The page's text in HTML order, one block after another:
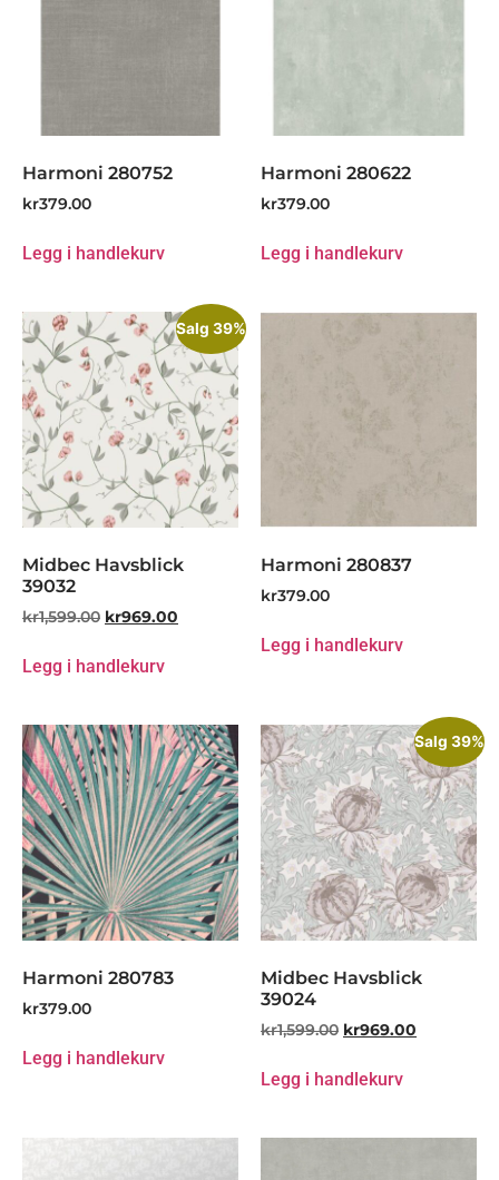
Harmoni 280752
kr379.00
Legg i handlekurv
Harmoni 280622
kr379.00
Legg i handlekurv
Salg 39%
Midbec Havsblick
39032
kr1,599.00 kr969.00
Legg i handlekurv
Harmoni 280837
kr379.00
Legg i handlekurv
Harmoni 280783
kr379.00
Legg i handlekurv
Salg 39%
Midbec Havsblick
39024
kr1,599.00 kr969.00
Legg i handlekurv